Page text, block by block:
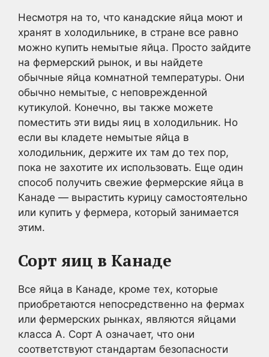
Несмотря на то, что канадские яйца моют и
хранят в холодильнике, в стране все равно
можно купить немытые яйца. Просто зайдите
на фермерский рынок, и вы найдете
обычные яйца комнатной температуры. Они
обычно немытые, с неповрежденной
кутикулой. Конечно, вы также можете
поместить эти виды яиц в холодильник. Но
если вы кладете немытые яйца в
холодильник, держите их там до тех пор,
пока не захотите их использовать. Еще один
способ получить свежие фермерские яйца в
Канаде — вырастить курицу самостоятельно
или купить у фермера, который занимается
этим.
Сорт яиц в Канаде
Все яйца в Канаде, кроме тех, которые
приобретаются непосредственно на фермах
или фермерских рынках, являются яйцами
класса А. Сорт А означает, что они
соответствуют стандартам безопасности